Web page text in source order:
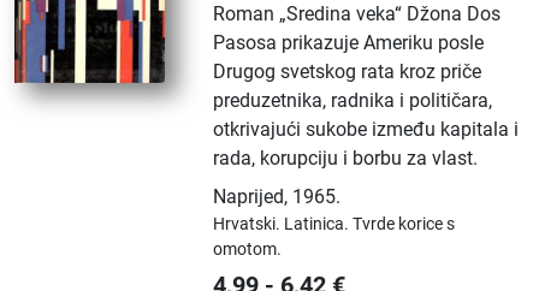
Roman „Sredina veka“ Džona Dos
Pasosa prikazuje Ameriku posle
Drugog svetskog rata kroz priče
preduzetnika, radnika i političara,
otkrivajući sukobe između kapitala i
rada, korupciju i borbu za vlast.
Naprijed, 1965.
Hrvatski. Latinica.Tvrde korice s
omotom.
4,99 - 6,42 €